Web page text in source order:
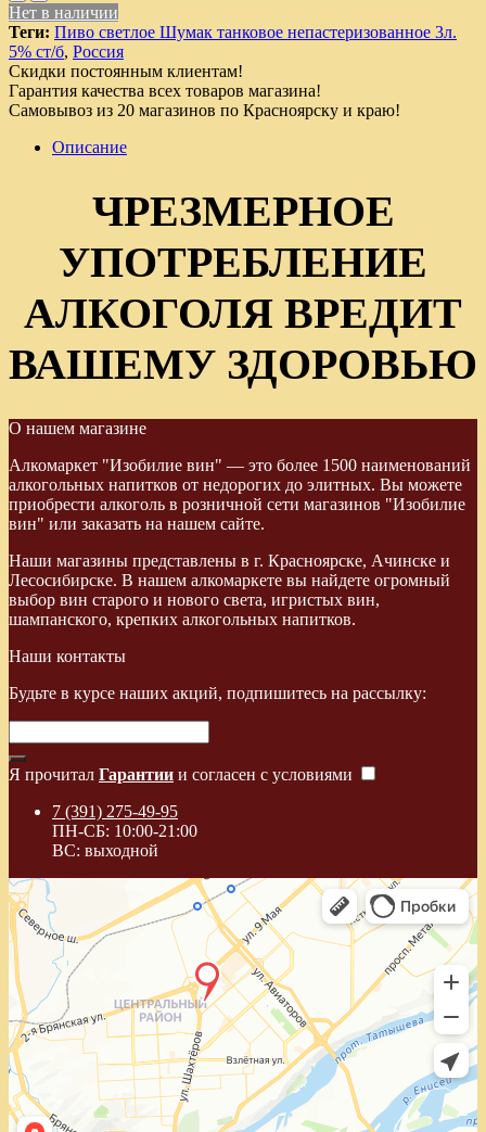
Нет в наличии
Теги: Пиво светлое Шумак танковое непастеризованное 3л.
5% ст/б, Россия
Скидки постоянным клиентам!
Гарантия качества всех товаров магазина!
Самовывоз из 20 магазинов по Красноярску и краю!
Описание
ЧРЕЗМЕРНОЕ
УПОТРЕБЛЕНИЕ
АЛКОГОЛЯ ВРЕДИТ
ВАШЕМУ ЗДОРОВЬЮ
О нашем магазине
Алкомаркет "Изобилие вин" — это более 1500 наименований
алкогольных напитков от недорогих до элитных. Вы можете
приобрести алкоголь в розничной сети магазинов "Изобилие
вин" или заказать на нашем сайте.
Наши магазины представлены в г. Красноярске, Ачинске и
Лесосибирске. В нашем алкомаркете вы найдете огромный
выбор вин старого и нового света, игристых вин,
шампанского, крепких алкогольных напитков.
Наши контакты
Будьте в курсе наших акций, подпишитесь на рассылку:
Я прочитал Гарантии и согласен с условиями
7 (391) 275-49-95
ПН-СБ: 10:00-21:00
ВС: выходной